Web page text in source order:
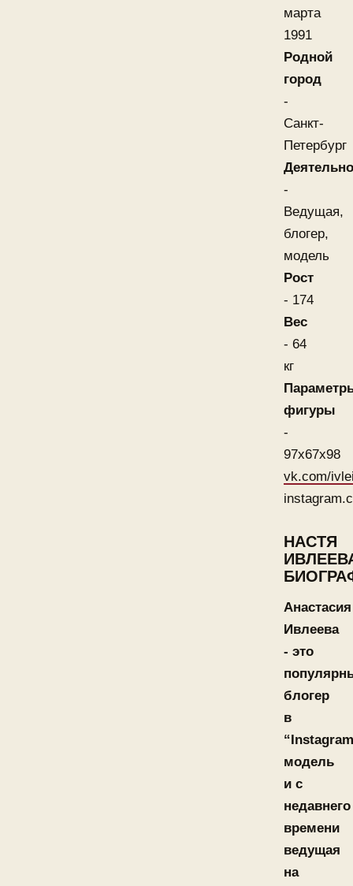
марта
1991
Родной
город
-
Санкт-
Петербург
-
Ведущая,
блогер,
модель
Рост
- 174
Вес
- 64
кг
фигуры
-
97x67x98
vk.com/
НАСТЯ
Анастасия
Ивлеева
- это
блогер
в
модель
и с
недавнего
времени
ведущая
на